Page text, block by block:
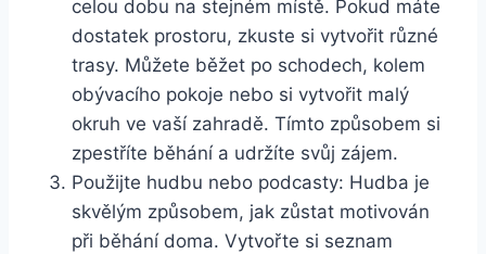
celou dobu na stejném místě. Pokud máte
dostatek prostoru, zkuste si vytvořit různé
trasy. Můžete běžet po schodech, kolem
obývacího pokoje nebo si vytvořit malý
okruh ve vaší zahradě. Tímto způsobem si
zpestříte běhání a udržíte svůj zájem.
Použijte hudbu nebo podcasty: Hudba je
skvělým způsobem, jak zůstat motivován
při běhání doma. Vytvořte si seznam